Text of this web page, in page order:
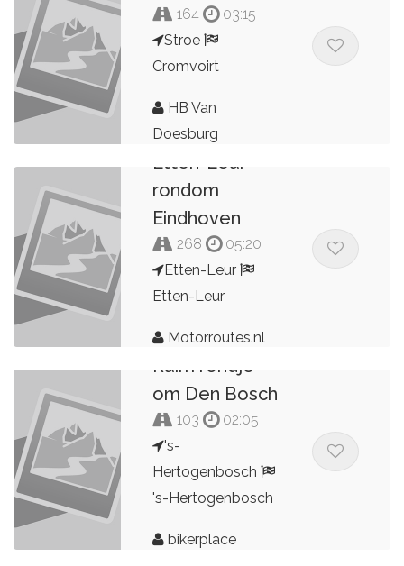
164
03:15
Stroe
Cromvoirt
HB Van
Doesburg
Etten-Leur
rondom
Eindhoven
268
05:20
Etten-Leur
Etten-Leur
Motorroutes.nl
Ruim rondje
om Den Bosch
103
02:05
's-
Hertogenbosch
's-Hertogenbosch
bikerplace
Bossche